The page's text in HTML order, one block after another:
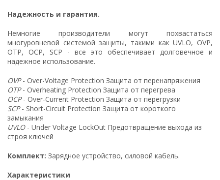
Надежность и гарантия.
Немногие производители могут похвастаться
многуровневой системой защиты, такими как UVLO, OVP,
OTP, OCP, SCP - все это обеспечивает долговечное и
надежное использование.
OVP- Over-Voltage Protection Защита от перенапряжения
OTP- Overheating Protection Защита от перегрева
OCP- Over-Current Protection Защита от перегрузки
SCP- Short-Circuit Protection Защита от короткого
замыкания
UVLO- Under Voltage LockOut Предотвращение выхода из
строя ключей
Комплект: Зарядное устройство, силовой кабель.
Характеристики